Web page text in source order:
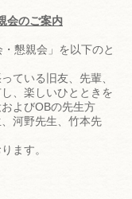
会のご案内
懇親会」を以下のと
ている旧友、先輩、
、楽しいひとときを
よびOBの先生方
河野先生、竹本先
ます。